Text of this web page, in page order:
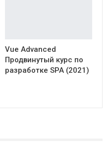
Vue Advanced
Продвинутый курс по
разработке SPA (2021)